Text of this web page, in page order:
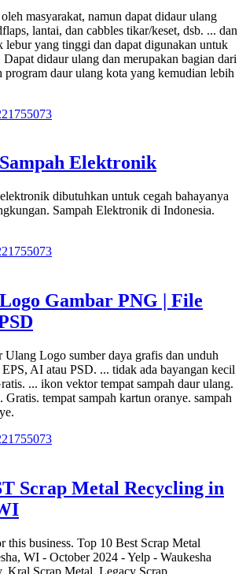
masyarakat, namun dapat didaur ulang
lantai, dan cabbles tikar/keset, dsb. ... dan
yang tinggi dan dapat digunakan untuk
Dapat didaur ulang dan merupakan bagian dari
program daur ulang kota yang kemudian lebih
Elektronik
dibutuhkan untuk cegah bahayanya
Sampah Elektronik di Indonesia.
Gambar PNG | File
Logo sumber daya grafis dan unduh
AI atau PSD. ... tidak ada bayangan kecil
... ikon vektor tempat sampah daur ulang.
Gratis. tempat sampah kartun oranye. sampah
Scrap Metal Recycling in
this business. Top 10 Best Scrap Metal
WI - October 2024 - Yelp - Waukesha
Kral Scrap Metal, Legacy Scrap, …